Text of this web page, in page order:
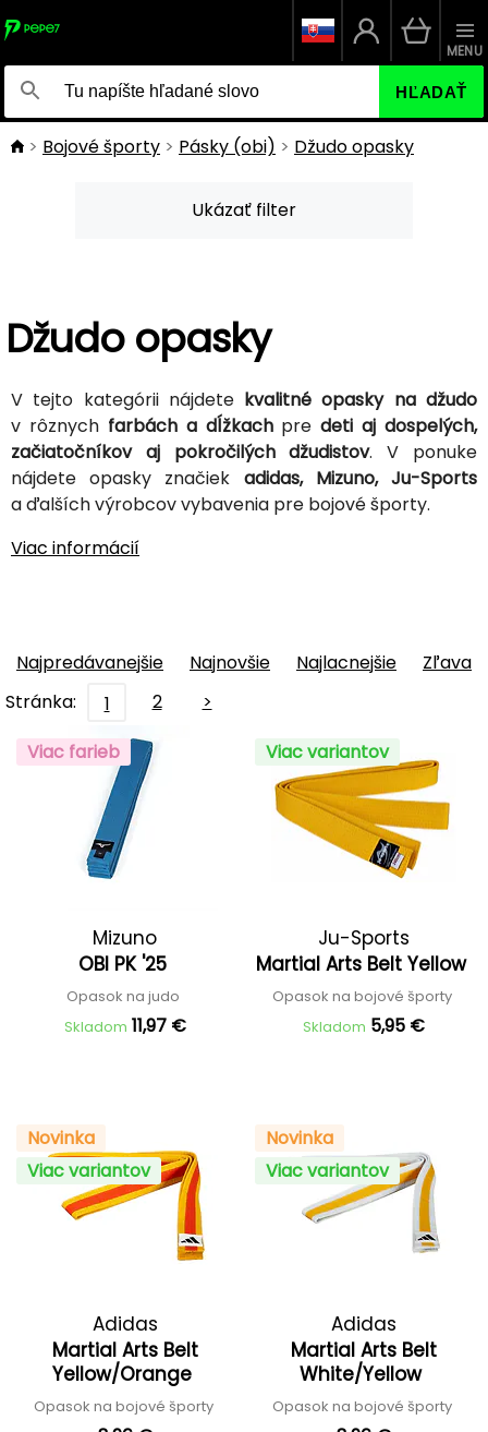
HĽADAŤ
MENU
Bojové športy Pásky (obi) Džudo opasky
Ukázať filter
Džudo opasky
V tejto kategórii nájdete kvalitné opasky na džudo
v rôznych farbách a dĺžkachpredeti aj dospelých,
začiatočníkov aj pokročilých džudistov. V ponuke
nájdete opasky značiek adidas, Mizuno, Ju-Sports
a ďalších výrobcov vybavenia pre bojové športy.
Viac informácií
Najpredávanejšie Najnovšie Najlacnejšie
Zľava
Stránka:
1 2
>
Viac farieb
Mizuno
OBI PK '25
Opasok na judo
Skladom 11,97 €
Viac variantov
Ju-Sports
Martial Arts Belt Yellow
Opasok na bojové športy
Skladom 5,95 €
Novinka
Viac variantov
Adidas
Martial Arts Belt
Yellow/Orange
Opasok na bojové športy
Novinka
Viac variantov
Adidas
Martial Arts Belt
White/Yellow
Opasok na bojové športy